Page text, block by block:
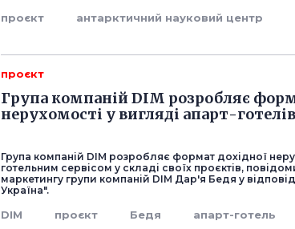
проєкт антарктичний науковий центр
проєкт
Група компаній DIM розробляє
нерухомості у вигляді апарт-готелів
Група компаній DIM розробляє формат дохідної
готельним сервісом у складі своїх проєктів,
маркетингу групи компаній DIM Дар'я Бедя у
Україна".
DIM проєкт Бедя апарт-готель